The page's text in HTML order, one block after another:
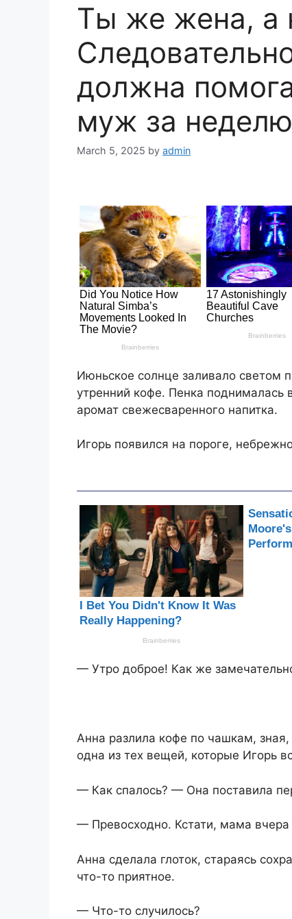
Ты же жена, а
должна
муж за
March 5, 2025 by admin
Июньское солнце заливало светом
утренний кофе. Пенка поднималась
аромат свежесваренного напитка.
Игорь появился на пороге,
— Утро доброе! Как же
Анна разлила кофе по чашкам,
одна из тех вещей, которые Игорь
— Как спалось? — Она поставила
— Превосходно. Кстати, мама вчера
Анна сделала глоток, стараясь
что-то приятное.
— Что-то случилось?